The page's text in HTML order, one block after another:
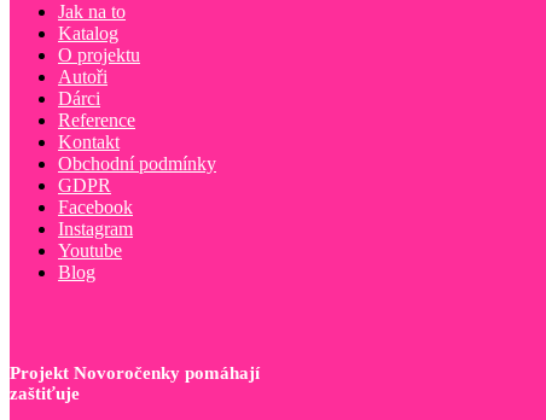
Jak na to
Katalog
O projektu
Autoři
Dárci
Reference
Kontakt
Obchodní podmínky
GDPR
Facebook
Instagram
Youtube
Blog
Projekt Novoročenky pomáhají
zaštiťuje